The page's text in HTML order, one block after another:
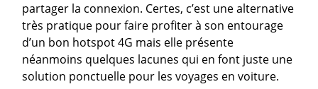
partager la connexion. Certes, c’est une alternative
très pratique pour faire profiter à son entourage
d’un bon hotspot 4G mais elle présente
néanmoins quelques lacunes qui en font juste une
solution ponctuelle pour les voyages en voiture.